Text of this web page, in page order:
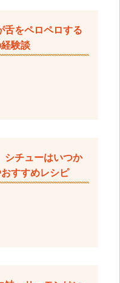
舌をペロペロする
験談
シチューはいつか
すすめレシピ